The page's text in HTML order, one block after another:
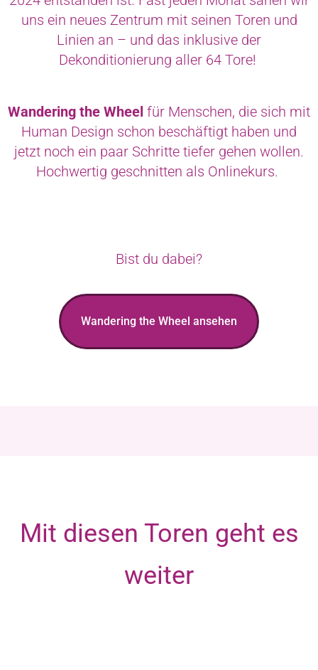
uns ein neues Zentrum mit seinen Toren und
Linien an – und das inklusive der
Dekonditionierung aller 64 Tore!
Wandering the Wheel für Menschen, die sich mit
Human Design schon beschäftigt haben und
jetzt noch ein paar Schritte tiefer gehen wollen.
Hochwertig geschnitten als Onlinekurs.
Bist du dabei?
Wandering the Wheel ansehen
Mit diesen Toren geht es
weiter